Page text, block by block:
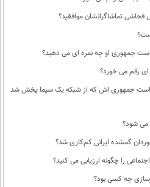
فحاشی تماشاگرانشان موافقید؟
ای رقم می خورد؟
ریاست جمهوری اش که از شبکه یک سیما پخش شد
می شود؟
گمشده ایرانی کم‌کاری شد؟
را چگونه ارزیابی می کنید؟
چه کسی بود؟